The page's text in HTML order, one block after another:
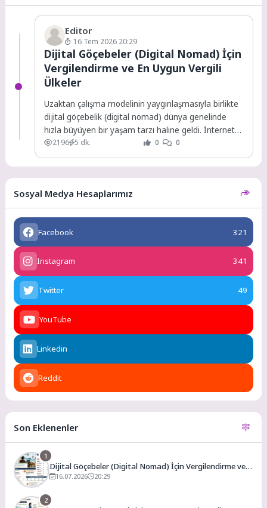
Editor
16 Tem 2026 20:29
Dijital Göçebeler (Digital Nomad) İçin
Vergilendirme ve En Uygun Vergili
Ülkeler
Uzaktan çalışma modelinin yaygınlaşmasıyla birlikte
dijital göçebelik (digital nomad) dünya genelinde
hızla büyüyen bir yaşam tarzı haline geldi. İnternet
bağlantısının...
2196 5 dk. 0 0
Sosyal Medya Hesaplarımız
Facebook 321
Instagram 341
Twitter 49
YouTube
Linkedin
Reddit
Son Eklenenler
1
Dijital Göçebeler (Digital Nomad) İçin Vergilendirme ve
En Uygun Vergili Ülkeler
16.07.2026 20:29
2